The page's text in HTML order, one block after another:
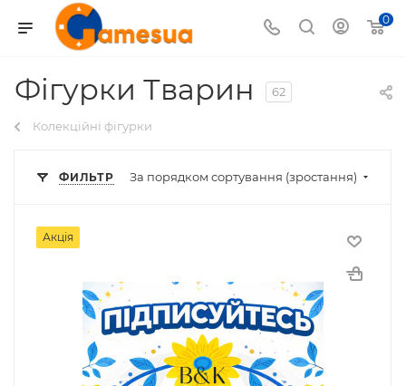
0
Фігурки Тварин 62
Колекційні фігурки
ФИЛЬТР За порядком сортування (зростання)
Акція